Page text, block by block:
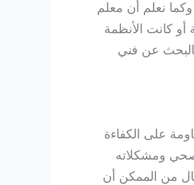
نعلم أن معلم
أو كانت الأنظمة
عن فني
على الكفاءة
ومشكلاته
من الممكن أن